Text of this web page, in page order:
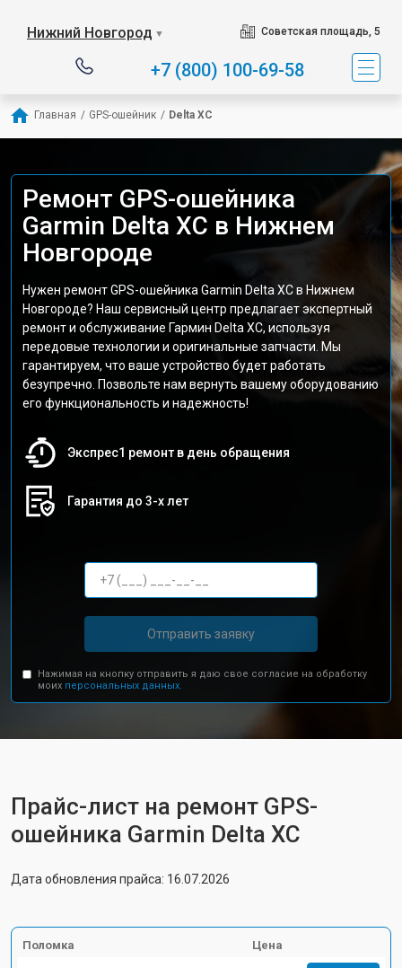
Нижний Новгород ▼ Советская площадь, 5
+7 (800) 100-69-58
Главная / GPS-ошейник / Delta XC
Ремонт GPS-ошейника
Garmin Delta XC в Нижнем
Новгороде
Нужен ремонт GPS-ошейника Garmin Delta XC в Нижнем
Новгороде? Наш сервисный центр предлагает экспертный
ремонт и обслуживание Гармин Delta XC, используя
передовые технологии и оригинальные запчасти. Мы
гарантируем, что ваше устройство будет работать
безупречно. Позвольте нам вернуть вашему оборудованию
его функциональность и надежность!
Экспрес1 ремонт в день обращения
Гарантия до 3-х лет
Отправить заявку
Нажимая на кнопку отправить я даю свое согласие на обработку
моих персональных данных.
Прайс-лист на ремонт GPS-
ошейника Garmin Delta XC
Дата обновления прайса: 16.07.2026
Поломка Цена